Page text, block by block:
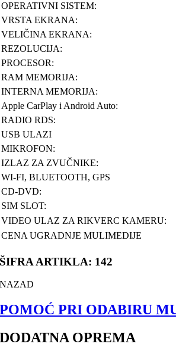
OPERATIVNI SISTEM:
VRSTA EKRANA:
VELIČINA EKRANA:
REZOLUCIJA:
PROCESOR:
RAM MEMORIJA:
INTERNA MEMORIJA:
Apple CarPlay i Android Auto:
RADIO RDS:
USB ULAZI
MIKROFON:
IZLAZ ZA ZVUČNIKE:
WI-FI, BLUETOOTH, GPS
CD-DVD:
SIM SLOT:
VIDEO ULAZ ZA RIKVERC KAMERU:
CENA UGRADNJE MULIMEDIJE
ŠIFRA ARTIKLA: 142
NAZAD
POMOĆ PRI ODABIRU
DODATNA OPREMA